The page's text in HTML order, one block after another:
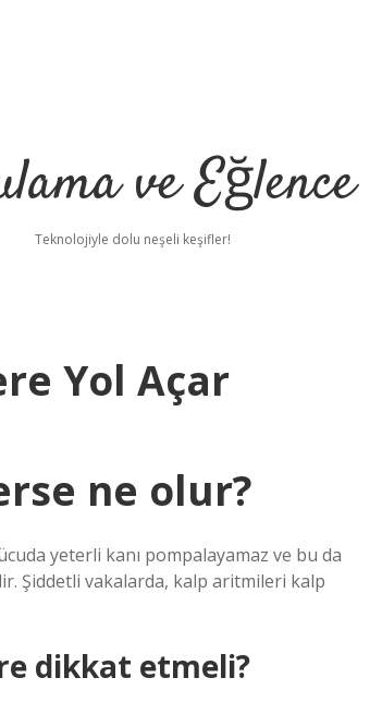
ve Eğlence
Teknolojiyle dolu neşeli keşifler!
Yol Açar
ne olur?
yeterli kanı pompalayamaz ve bu da
Şiddetli vakalarda, kalp aritmileri kalp
dikkat etmeli?